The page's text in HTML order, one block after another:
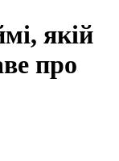
якій
про